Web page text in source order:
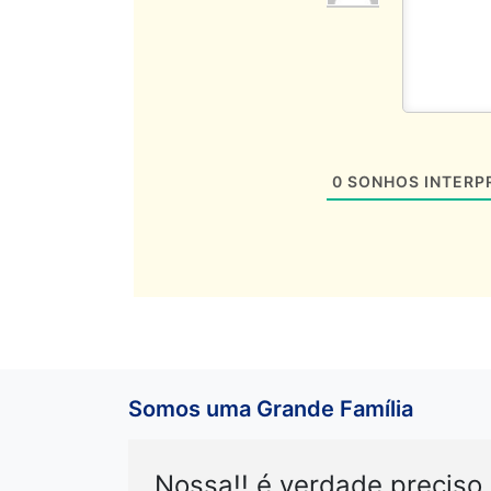
0 SONHOS
Somos uma Grande Família